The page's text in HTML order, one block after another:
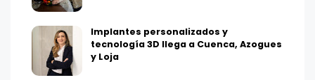
Implantes personalizados y
tecnología 3D llega a Cuenca, Azogues
y Loja